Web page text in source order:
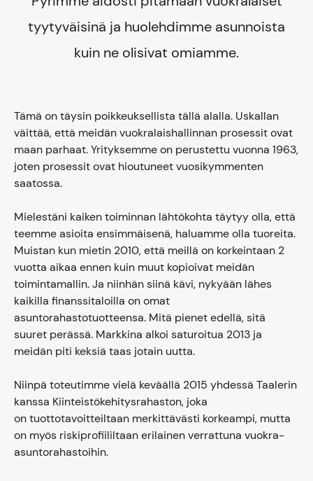
tyytyväisinä ja huolehdimme asunnoista
kuin ne olisivat omiamme.
Tämä on täysin poikkeuksellista tällä alalla. Uskallan
väittää, että meidän vuokralaishallinnan prosessit ovat
maan parhaat. Yrityksemme on perustettu vuonna 1963,
joten prosessit ovat hioutuneet vuosikymmenten
saatossa.
Mielestäni kaiken toiminnan lähtökohta täytyy olla, että
teemme asioita ensimmäisenä, haluamme olla tuoreita.
Muistan kun mietin 2010, että meillä on korkeintaan 2
vuotta aikaa ennen kuin muut kopioivat meidän
toimintamallin. Ja niinhän siinä kävi, nykyään lähes
kaikilla finanssitaloilla on omat
asuntorahastotuotteensa. Mitä pienet edellä, sitä
suuret perässä. Markkina alkoi saturoitua 2013 ja
meidän piti keksiä taas jotain uutta.
Niinpä toteutimme vielä keväällä 2015 yhdessä Taalerin
kanssa Kiinteistökehitysrahaston, joka
on tuottotavoitteiltaan merkittävästi korkeampi, mutta
on myös riskiprofiililtaan erilainen verrattuna vuokra-
asuntorahastoihin.